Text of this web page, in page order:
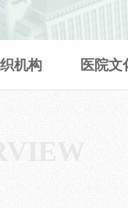
机构 医院文